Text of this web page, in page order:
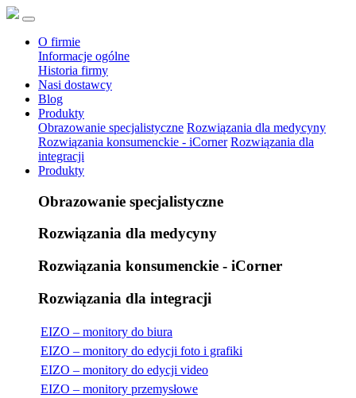
O firmie
Informacje ogólne
Historia firmy
Nasi dostawcy
Blog
Produkty
Obrazowanie specjalistyczne Rozwiązania dla medycyny
Rozwiązania konsumenckie - iCorner Rozwiązania dla
integracji
Produkty
Obrazowanie specjalistyczne
Rozwiązania dla medycyny
Rozwiązania konsumenckie - iCorner
Rozwiązania dla integracji
EIZO – monitory do biura
EIZO – monitory do edycji foto i grafiki
EIZO – monitory do edycji video
EIZO – monitory przemysłowe